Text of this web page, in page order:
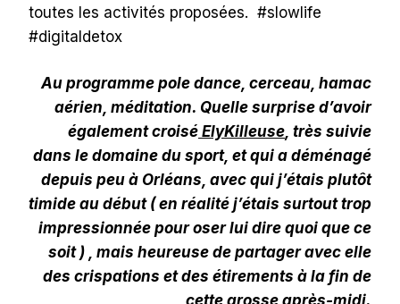
toutes les activités proposées. #slowlife
#digitaldetox
Au programme pole dance, cerceau, hamac
aérien, méditation. Quelle surprise d’avoir
également croisé ElyKilleuse, très suivie
dans le domaine du sport, et qui a déménagé
depuis peu à Orléans, avec qui j’étais plutôt
timide au début ( en réalité j’étais surtout trop
impressionnée pour oser lui dire quoi que ce
soit ) , mais heureuse de partager avec elle
des crispations et des étirements à la fin de